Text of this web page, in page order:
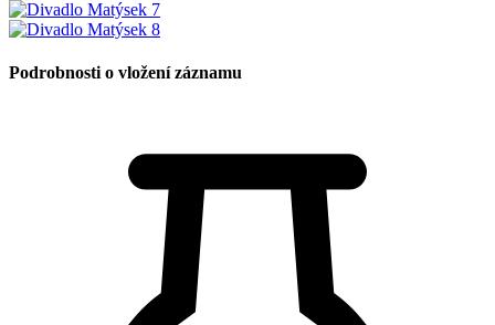
Podrobnosti o vložení záznamu